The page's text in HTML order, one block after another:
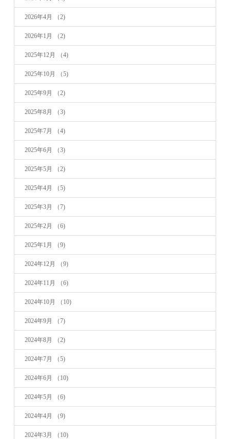
2026年4月 （2)
2026年1月 （2)
2025年12月 （4)
2025年10月 （5)
2025年9月 （2)
2025年8月 （3)
2025年7月 （4)
2025年6月 （3)
2025年5月 （2)
2025年4月 （5)
2025年3月 （7)
2025年2月 （6)
2025年1月 （9)
2024年12月 （9)
2024年11月 （6)
2024年10月 （10)
2024年9月 （7)
2024年8月 （2)
2024年7月 （5)
2024年6月 （10)
2024年5月 （6)
2024年4月 （9)
2024年3月 （10)